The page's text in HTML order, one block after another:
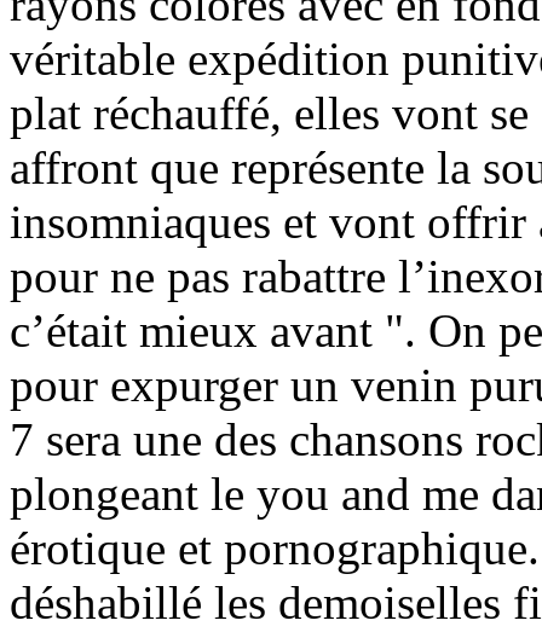
véritable expédition
plat réchauffé, elles vont
affront que représente la
insomniaques et vont offrir
pour ne pas rabattre
c’était mieux avant ". On
pour expurger un venin
7 sera une des chansons
plongeant le you and me
érotique et
déshabillé les demoiselles